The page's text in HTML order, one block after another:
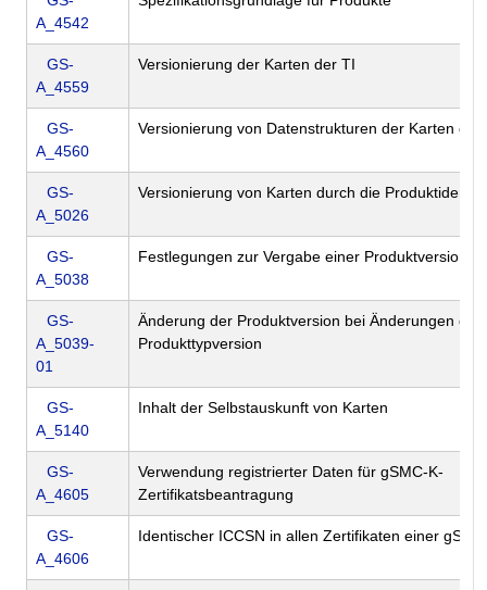
A_4542
GS-
A_4559
Versionierung der Karten der TI
GS-
A_4560
Versionierung von Datenstrukturen der Karten der
GS-
A_5026
Versionierung von Karten durch die
GS-
A_5038
Festlegungen zur Vergabe einer Produktversion
GS-
A_5039-
01
Änderung der Produktversion bei Änderungen der
Produkttypversion
GS-
A_5140
Inhalt der Selbstauskunft von Karten
GS-
A_4605
Verwendung registrierter Daten für gSMC-K-
Zertifikatsbeantragung
GS-
A_4606
Identischer ICCSN in allen Zertifikaten einer